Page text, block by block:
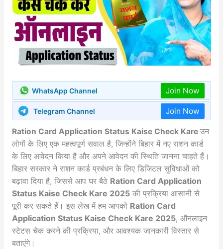
WhatsApp Channel Join Now
Telegram Channel Join Now
Ration Card Application Status Kaise Check Kare उन
लोगों के लिए एक महत्वपूर्ण सवाल है, जिन्होंने बिहार में नए राशन कार्ड
के लिए आवेदन किया है और अपने आवेदन की स्थिति जानना चाहते हैं।
बिहार सरकार ने राशन कार्ड प्रबंधन के लिए डिजिटल सुविधाओं को
बढ़ावा दिया है, जिससे आप घर बैठे Ration Card Application
Status Kaise Check Kare 2025की प्रक्रिया आसानी से
पूरी कर सकते हैं। इस लेख में हम आपको Ration Card
Application Status Kaise Check Kare 2025, ऑनलाइन
स्टेटस चेक करने की प्रक्रिया, और आवश्यक जानकारी विस्तार से
बताएंगे।